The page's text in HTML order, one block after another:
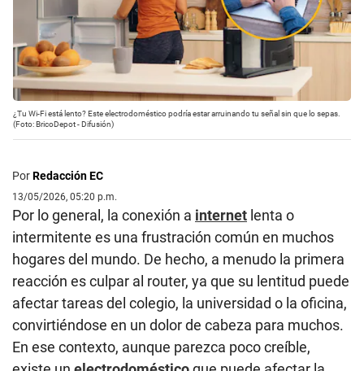
¿Tu Wi-Fi está lento? Este electrodoméstico podría estar arruinando tu señal sin que lo sepas.
(Foto: BricoDepot - Difusión)
PorRedacción EC
13/05/2026, 05:20 p.m.
Por lo general, la conexión a internet lenta o
intermitente es una frustración común en muchos
hogares del mundo. De hecho, a menudo la primera
reacción es culpar al router, ya que su lentitud puede
afectar tareas del colegio, la universidad o la oficina,
convirtiéndose en un dolor de cabeza para muchos.
En ese contexto, aunque parezca poco creíble,